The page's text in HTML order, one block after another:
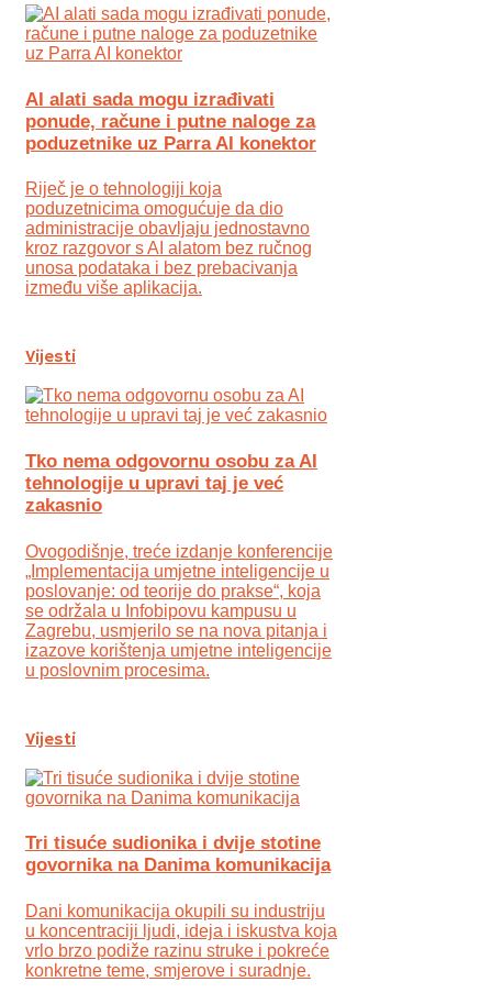
AI alati sada mogu izrađivati
ponude, račune i putne naloge za
poduzetnike uz Parra AI konektor
Riječ je o tehnologiji koja
poduzetnicima omogućuje da dio
administracije obavljaju jednostavno
kroz razgovor s AI alatom bez ručnog
unosa podataka i bez prebacivanja
između više aplikacija.
Vijesti
Tko nema odgovornu osobu za AI
tehnologije u upravi taj je već
zakasnio
Ovogodišnje, treće izdanje konferencije
„Implementacija umjetne inteligencije u
poslovanje: od teorije do prakse“, koja
se održala u Infobipovu kampusu u
Zagrebu, usmjerilo se na nova pitanja i
izazove korištenja umjetne inteligencije
u poslovnim procesima.
Vijesti
Tri tisuće sudionika i dvije stotine
govornika na Danima komunikacija
Dani komunikacija okupili su industriju
u koncentraciji ljudi, ideja i iskustva koja
vrlo brzo podiže razinu struke i pokreće
konkretne teme, smjerove i suradnje.